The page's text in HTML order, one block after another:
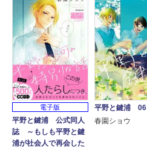
電子版
平野と鍵浦 公式同人
誌 ～もしも平野と鍵
浦が社会人で再会した
平野と鍵浦 06
春園ショウ